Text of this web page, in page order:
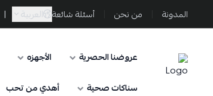
المدونة من نحن أسئلة شائعة العربية |
Sporta
عروضنا الحصرية الأجهزه
سناكات صحية
أهدي من تحب